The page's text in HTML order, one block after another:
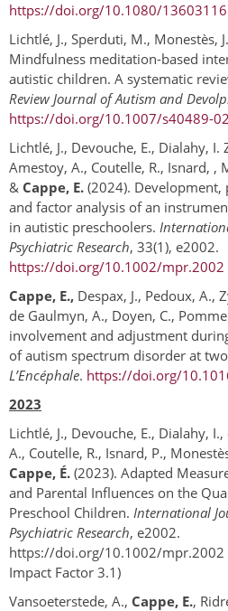
https://doi.org/10.1080/
Lichtlé, J., Sperduti, M., Monestès,
Mindfulness meditation-based
autistic children. A systematic
Review Journal of Autism and
https://doi.org/10.1007/s40489-
Lichtlé, J., Devouche, E., Dialahy, I.
Amestoy, A., Coutelle, R., Isnard, ,
& Cappe, E. (2024).
and factor analysis of an
in autistic preschoolers.
Psychiatric Research, 33(1), e2002.
https://doi.org/10.1002/mpr.2002
Cappe, E., Despax, J., Pedoux, A.,
de Gaulmyn, A., Doyen, C.,
involvement and adjustment
of autism spectrum disorder at
L’Encéphale. https://doi.org/
2023
Lichtlé, J., Devouche, E., Dialahy,
A., Coutelle, R., Isnard, P.,
Cappe, É. (2023). Adapted
and Parental Influences on the
Preschool Children. International
Psychiatric Research, e2002.
https://doi.org/10.1002/mpr.2002
Impact Factor 3.1)
Vansoeterstede, A., Cappe, E.,